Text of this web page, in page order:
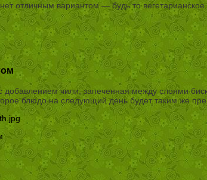
отличным вариантом — будь то
чили, запеченная между слоями
блюдо на следующий день будет таким же